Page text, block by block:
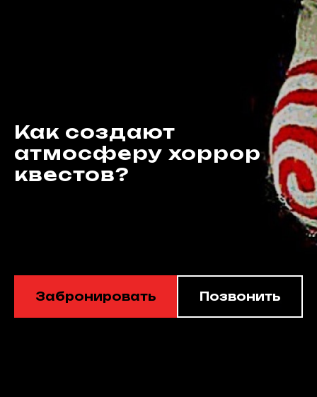
Как создают
атмосферу хоррор
квестов?
Забронировать Позвонить